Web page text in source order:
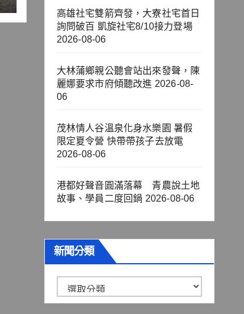
高雄社宅雙箭齊發，大寮社宅首日
詢問破百 凱旋社宅8/10接力登場
2026-08-06
大林蒲鄉親公聽會站出來發聲，陳
麗娜要求市府傾聽改進 2026-08-
06
茂林情人谷溫泉化身水樂園 暑假
限定夏令營 快帶帶孩子去放電
2026-08-06
港都好聲音圓滿落幕 青農說土地
故事、學員二度回鍋 2026-08-06
新聞分類
聞